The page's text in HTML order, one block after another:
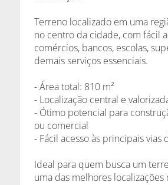
Terreno localizado em uma
no centro da cidade, com fácil
comércios, bancos, escolas,
demais serviços essenciais.
- Área total: 810 m²
- Localização central e
- Ótimo potencial para
ou comercial
- Fácil acesso às principais vias
Ideal para quem busca um
uma das melhores localizações